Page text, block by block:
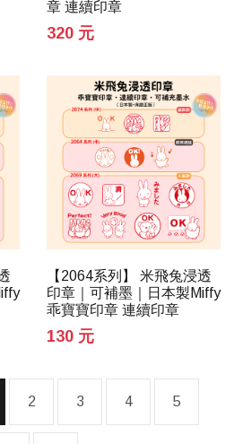
章 連續印章
320 元
【2064系列】 米飛兔浸透
印章｜可補墨｜日本製Miffy
乖寶寶印章 連續印章
130 元
2 3 4 5